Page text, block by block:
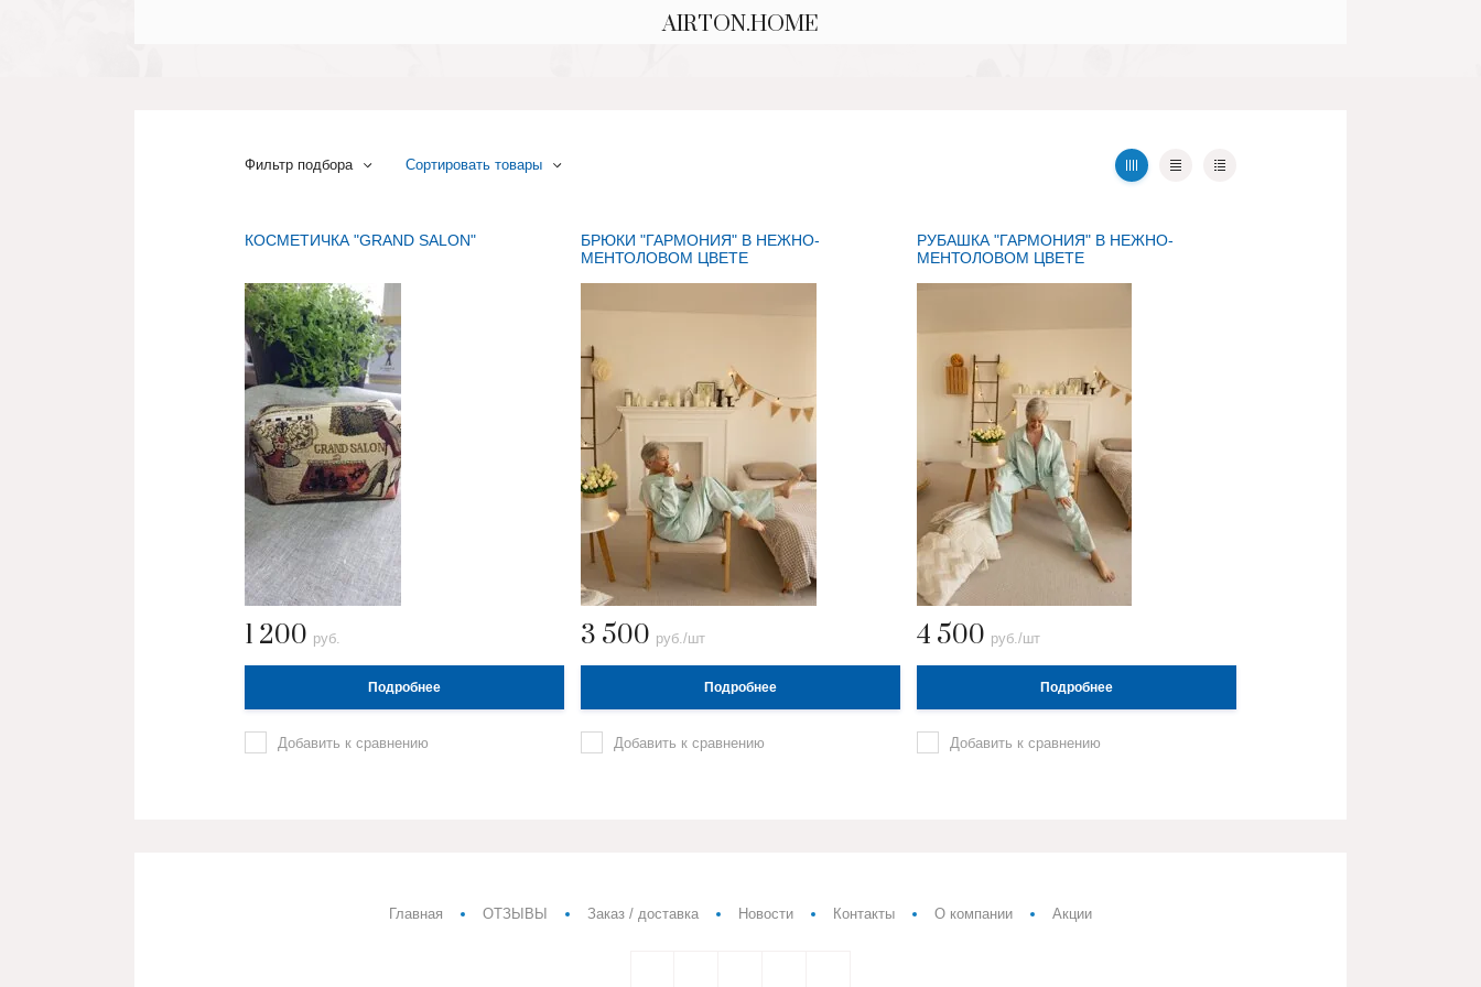
AIRTON.HOME
Фильтр подбора
Цена руб.:
Показать сбросить фильтр
Сортировать товары
КОСМЕТИЧКА "GRAND SALON"
1 200 руб.
Подробнее
Добавить к сравнению
БРЮКИ "ГАРМОНИЯ" В НЕЖНО-
МЕНТОЛОВОМ ЦВЕТЕ
3 500 руб./шт
Подробнее
Добавить к сравнению
РУБАШКА "ГАРМОНИЯ" В НЕЖНО-
МЕНТОЛОВОМ ЦВЕТЕ
4 500 руб./шт
Подробнее
Добавить к сравнению
Главная ОТЗЫВЫ Заказ / доставка Новости Контакты О компании Акции